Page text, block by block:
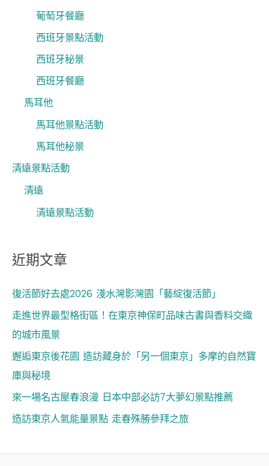
葡萄牙餐廳
西班牙景點活動
西班牙秘景
西班牙餐廳
馬耳他
馬耳他景點活動
馬耳他秘景
清遠景點活動
清遠
清遠景點活動
近期文章
復活節好去處2026 淺水灣影灣園「藝綻復活節」
走進世界最型格街區！在東京神保町品味古書與香料交織
的城市風景
邂逅東京後花園 造訪藏身於「另一個東京」多摩的自然寶
庫與秘境
來一場名古屋春浪漫 日本中部必訪7大夢幻景點推薦
造訪東京人氣能量景點 走春殊勝參拜之旅